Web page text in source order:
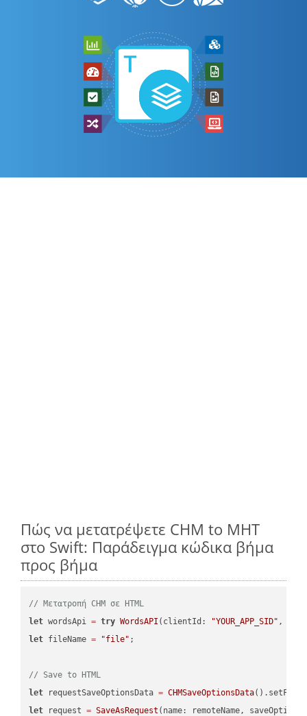
Πώς να μετατρέψετε CHM to MHT
στο Swift: Παράδειγμα κώδικα βήμα
προς βήμα
// Μετατροπή CHM σε HTML
let wordsApi = try WordsAPI (clientId: "YOUR_APP_SID" ,
let fileName = "file" ;
// Save to HTML
let requestSaveOptionsData = CHMSaveOptionsData
let request = SaveAsRequest (name: remoteName,